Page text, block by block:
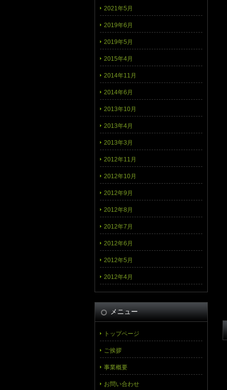
2021年5月
2019年6月
2019年5月
2015年4月
2014年11月
2014年6月
2013年10月
2013年4月
2013年3月
2012年11月
2012年10月
2012年9月
2012年8月
2012年7月
2012年6月
2012年5月
2012年4月
メニュー
トップページ
ご挨拶
事業概要
お問い合わせ